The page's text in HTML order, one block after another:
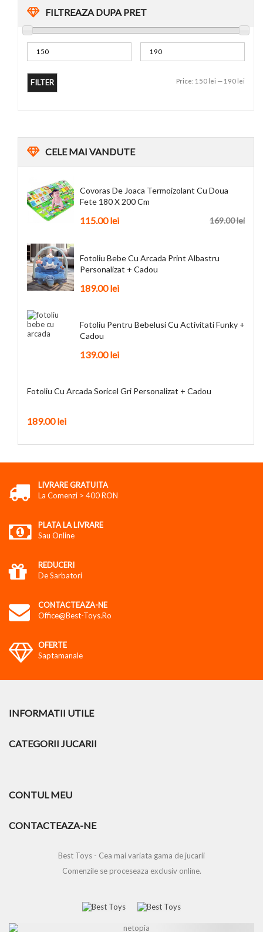
FILTREAZA DUPA PRET
FILTER Price: 150 lei — 190 lei
CELEMAI VANDUTE
Covoras De Joaca Termoizolant Cu Doua
Fete 180 X 200 Cm
169.00lei
115.00lei
Fotoliu Bebe Cu Arcada Print Albastru
Personalizat + Cadou
189.00lei
Fotoliu Pentru Bebelusi Cu Activitati Funky +
Cadou
139.00lei
Fotoliu Cu Arcada Soricel Gri Personalizat + Cadou
189.00lei
LIVRARE GRATUITA
La Comenzi > 400 RON
PLATA LA LIVRARE
Sau Online
REDUCERI
De Sarbatori
CONTACTEAZA-NE
Office@best-Toys.ro
OFERTE
Saptamanale
INFORMATII UTILE
CATEGORII JUCARII
CONTUL MEU
CONTACTEAZA-NE
Best Toys - Cea mai variata gama de jucarii
Comenzile se proceseaza exclusiv online.